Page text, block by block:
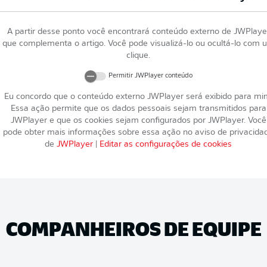
A partir desse ponto você encontrará conteúdo externo de
que complementa o artigo. Você pode visualizá-lo ou ocultá-lo com
clique.
Permitir JWPlayerconteúdo
Eu concordo que o conteúdo externo JWPlayerserá exibido para
Essa ação permite que os dados pessoais sejam transmitidos para
JWPlayere que os cookies sejam configurados por JWPlayer. Você
pode obter mais informações sobre essa ação no aviso de
de JWPlayer Editar as configurações de cookies
COMPANHEIROS DE EQUIPE